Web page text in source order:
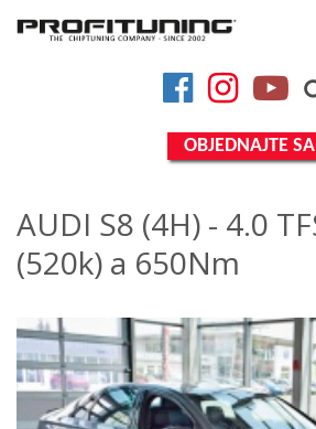
FacebookInstagram
OBJEDNAJTE SA
AUDI S8 (4H) - 4.0
(520k) a 650Nm